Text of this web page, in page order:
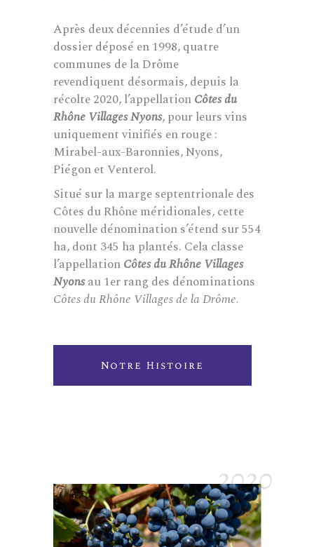
Après deux décennies d’étude d’un
dossier déposé en 1998, quatre
communes de la Drôme
revendiquent désormais, depuis la
récolte 2020, l’appellationCôtes du
Rhône Villages Nyons, pour leurs vins
uniquement vinifiés en rouge :
Mirabel-aux-Baronnies, Nyons,
Piégon et Venterol.
Situé sur la marge septentrionale des
Côtes du Rhône méridionales, cette
nouvelle dénomination s’étend sur 554
ha, dont 345 ha plantés. Cela classe
l’appellationCôtes du Rhône Villages
Nyonsau 1er rang des dénominations
Côtes du Rhône Villages de la Drôme.
Notre Histoire
2020